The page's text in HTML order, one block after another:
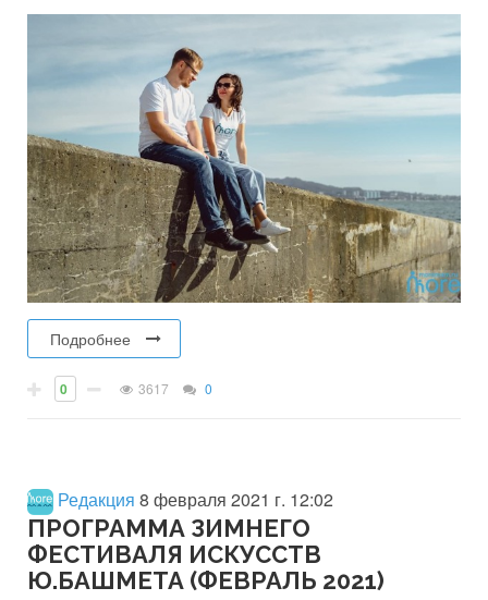
Подробнее
0 3617 0
Редакция 8 февраля 2021 г. 12:02
ПРОГРАММА ЗИМНЕГО
ФЕСТИВАЛЯ ИСКУССТВ
Ю.БАШМЕТА (ФЕВРАЛЬ 2021)